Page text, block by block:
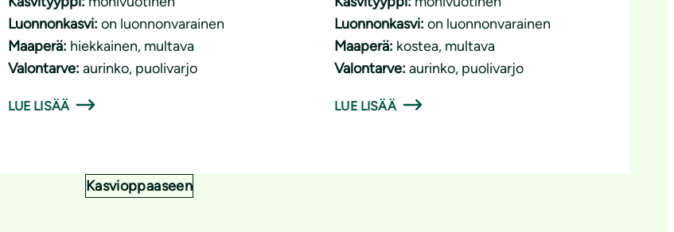
Luonnonkasvi: on luonnonvarainen
Maaperä: hiekkainen, multava
Valontarve: aurinko, puolivarjo
LUE LISÄÄ
Luonnonkasvi: on luonnonvarainen
Maaperä: kostea, multava
Valontarve: aurinko, puolivarjo
LUE LISÄÄ
Kasvioppaaseen